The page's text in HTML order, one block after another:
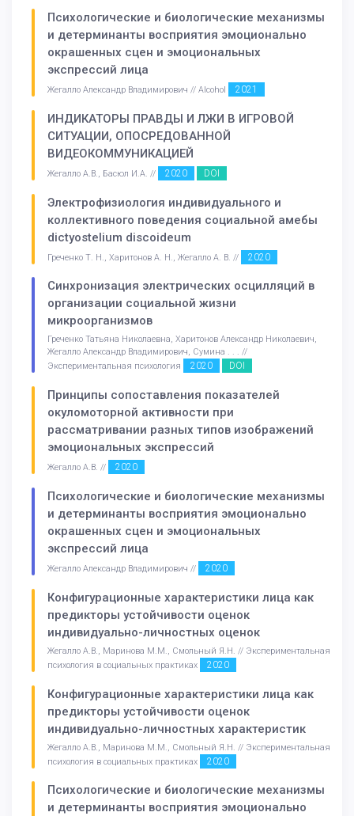
Психологические и биологические механизмы
и детерминанты восприятия эмоционально
окрашенных сцен и эмоциональных
экспрессий лица
Жегалло Александр Владимирович // Alcohol 2021
ИНДИКАТОРЫ ПРАВДЫ И ЛЖИ В ИГРОВОЙ
СИТУАЦИИ, ОПОСРЕДОВАННОЙ
ВИДЕОКОММУНИКАЦИЕЙ
Жегалло А.В., Басюл И.А. // 2020 DOI
Электрофизиология индивидуального и
коллективного поведения социальной амебы
dictyostelium discoideum
Греченко Т. Н., Харитонов А. Н., Жегалло А. В. // 2020
Синхронизация электрических осцилляций в
организации социальной жизни
микроорганизмов
Греченко Татьяна Николаевна, Харитонов Александр Николаевич,
Жегалло Александр Владимирович, Сумина . . . //
Экспериментальная психология
2020 DOI
Принципы сопоставления показателей
окуломоторной активности при
рассматривании разных типов изображений
эмоциональных экспрессий
Жегалло А.В. // 2020
Психологические и биологические механизмы
и детерминанты восприятия эмоционально
окрашенных сцен и эмоциональных
экспрессий лица
Жегалло Александр Владимирович // 2020
Конфигурационные характеристики лица как
предикторы устойчивости оценок
индивидуально-личностных оценок
Жегалло А.В., Маринова М.М., Смольный Я.Н. // Экспериментальная
психология в социальных практиках
2020
Конфигурационные характеристики лица как
предикторы устойчивости оценок
индивидуально-личностных характеристик
Жегалло А.В., Маринова М.М., Смольный Я.Н. // Экспериментальная
психология в социальных практиках
2020
Психологические и биологические механизмы
и детерминанты восприятия эмоционально